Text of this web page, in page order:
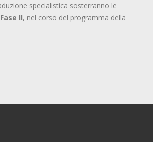
specialistica sosterranno le
II, nel corso del programma della